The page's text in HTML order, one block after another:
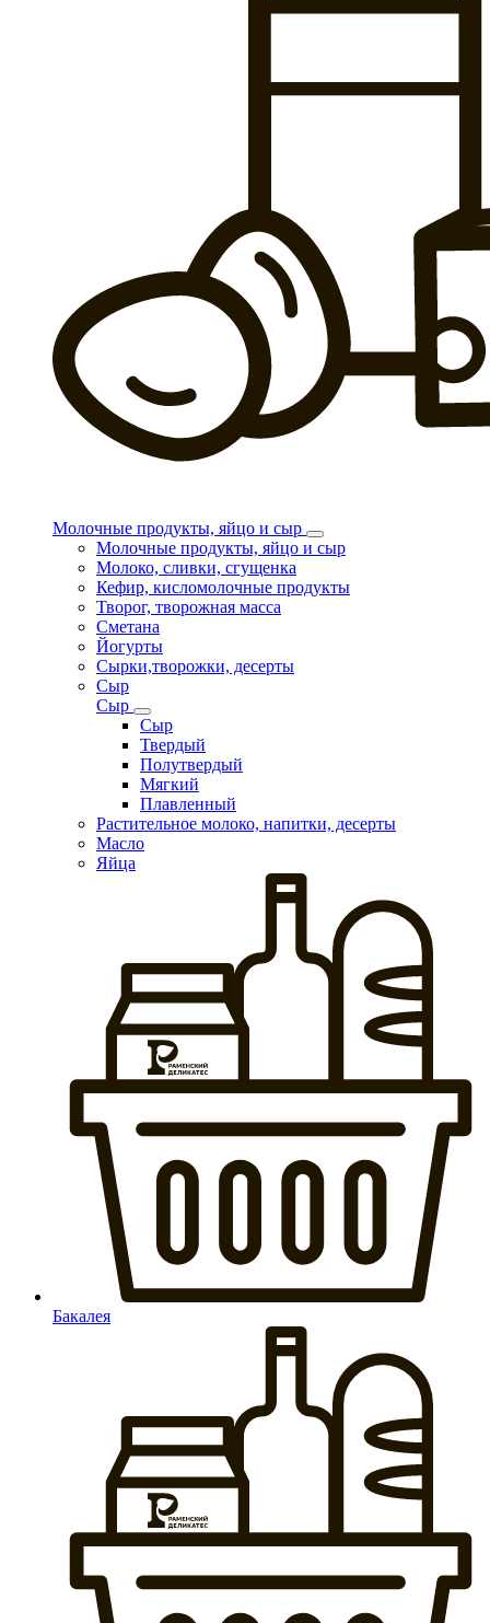
Молочные продукты, яйцо и сыр
Молочные продукты, яйцо и сыр
Молоко, сливки, сгущенка
Кефир, кисломолочные продукты
Творог, творожная масса
Сметана
Йогурты
Сырки,творожки, десерты
Сыр
Сыр
Сыр
Твердый
Полутвердый
Мягкий
Плавленный
Растительное молоко, напитки, десерты
Масло
Яйца
Бакалея